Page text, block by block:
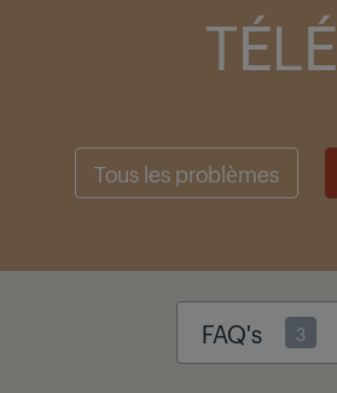
TÉLÉ
Tous les problèmes
FAQ's 3